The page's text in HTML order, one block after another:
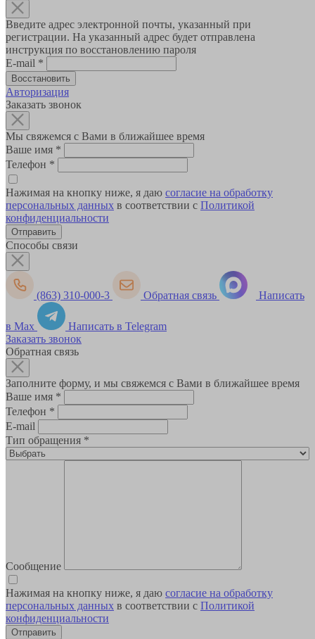
Введите адрес электронной почты, указанный при
регистрации. На указанный адрес будет отправлена
инструкция по восстановлению пароля
E-mail *
Авторизация
Заказать звонок
Мы свяжемся с Вами в ближайшее время
Ваше имя *
Телефон *
Нажимая на кнопку ниже, я даю согласие на обработку
персональных данных в соответствии с Политикой
конфиденциальности
Способы связи
(863) 310-000-3 Обратная связь Написать
в Max
Написать в Telegram
Заказать звонок
Обратная связь
Заполните форму, и мы свяжемся с Вами в ближайшее время
Ваше имя *
Телефон *
E-mail
Тип обращения *
Сообщение
Нажимая на кнопку ниже, я даю согласие на обработку
персональных данных в соответствии с Политикой
конфиденциальности